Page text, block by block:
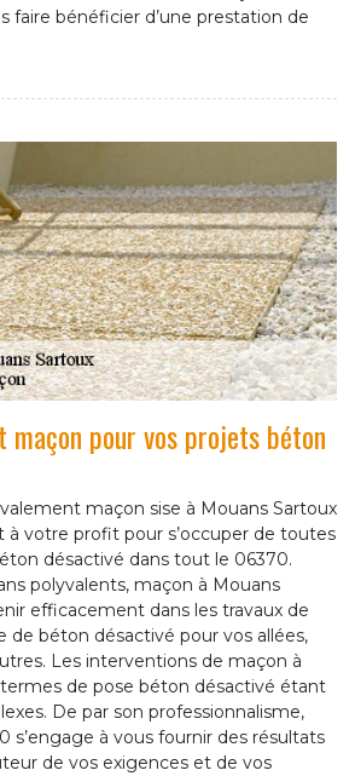
faire bénéficier d’une prestation de
maçon pour vos projets béton
maçon sise à Mouans Sartoux
votre profit pour s’occuper de toutes
désactivé dans tout le 06370.
polyvalents, maçon à Mouans
efficacement dans les travaux de
de béton désactivé pour vos allées,
Les interventions de maçon à
de pose béton désactivé étant
De par son professionnalisme,
s’engage à vous fournir des résultats
de vos exigences et de vos